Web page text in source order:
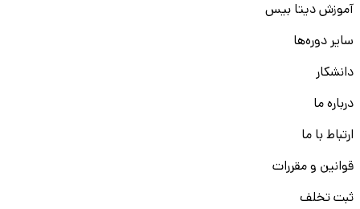
آموزش دیتا بیس
سایر دوره‌ها
دانشکار
درباره ما
ارتباط با ما
قوانین و مقررات
ثبت تخلف